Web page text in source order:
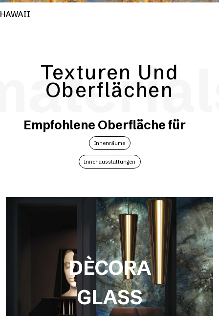
HAWAII
Texturen Und
Oberflächen
Empfohlene Oberfläche für
Innenräume
Innenausstattungen
DÈCORA
GLASS